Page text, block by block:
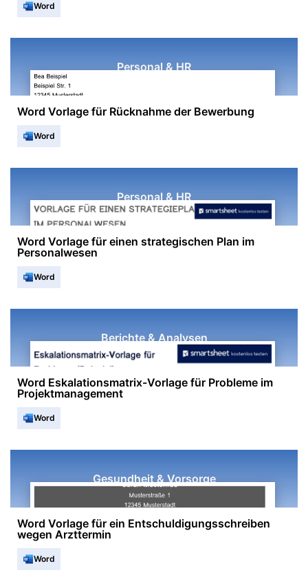
Word
Personal & HR
Word Vorlage für Rücknahme der Bewerbung
Word
Personal & HR
Word Vorlage für einen strategischen Plan im
Personalwesen
Word
Berichte & Analysen
Word Eskalationsmatrix-Vorlage für Probleme im
Projektmanagement
Word
Gesundheit & Vorsorge
Word Vorlage für ein Entschuldigungsschreiben
wegen Arzttermin
Word